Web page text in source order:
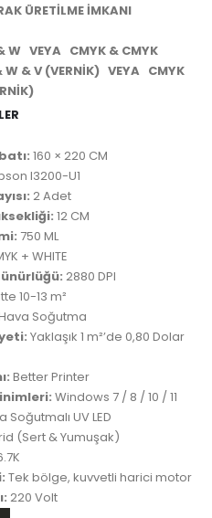
ÜRETİLME İMKANI
W VEYA CMYK & CMYK
W & V (VERNİK) VEYA CMYK
160 × 220 CM
I3200-U1
2 Adet
12 CM
750 ML
+ WHITE
2880 DPI
10-13 m²
Soğutma
Yaklaşık 1 m²’de 0,80 Dolar
Better Printer
Windows 7 / 8 / 10 / 11
Soğutmalı UV LED
(Sert & Yumuşak)
Tek bölge, kuvvetli harici motor
220 Volt